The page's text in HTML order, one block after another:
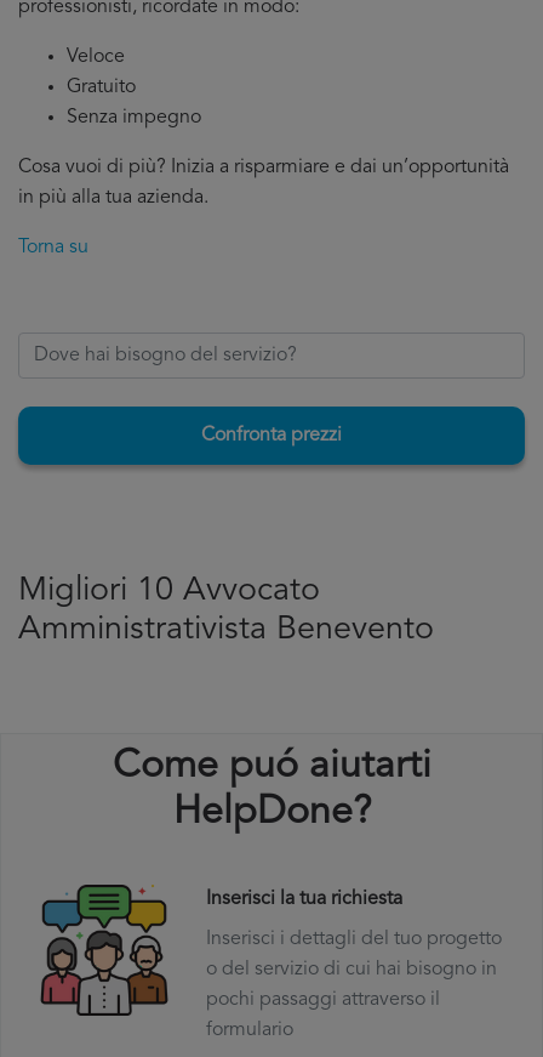
professionisti, ricordate in modo:
Veloce
Gratuito
Senza impegno
Cosa vuoi di più? Inizia a risparmiare e dai un’opportunità
in più alla tua azienda.
Torna su
Confronta prezzi
Migliori 10 Avvocato
Amministrativista Benevento
Come puó aiutarti
HelpDone?
Inserisci la tua richiesta
Inserisci i dettagli del tuo progetto
o del servizio di cui hai bisogno in
pochi passaggi attraverso il
formulario